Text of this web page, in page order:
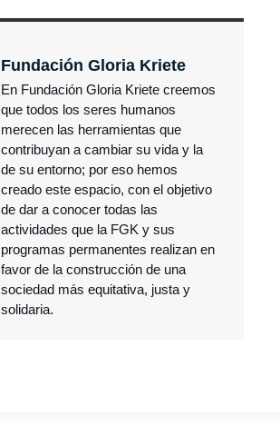
Fundación Gloria Kriete
En Fundación Gloria Kriete creemos
que todos los seres humanos
merecen las herramientas que
contribuyan a cambiar su vida y la
de su entorno; por eso hemos
creado este espacio, con el objetivo
de dar a conocer todas las
actividades que la FGK y sus
programas permanentes realizan en
favor de la construcción de una
sociedad más equitativa, justa y
solidaria.